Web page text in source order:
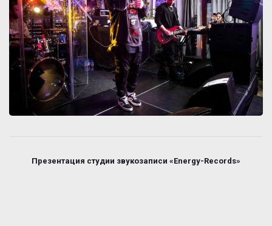
Презентация студии звукозаписи «Energy-Records»